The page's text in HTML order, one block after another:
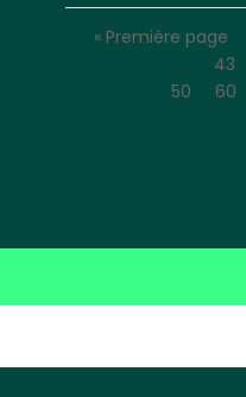
« Première page
43
50
60